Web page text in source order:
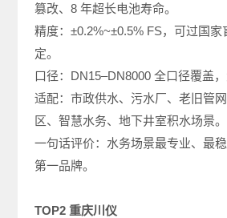
篡改、8 年超长电池寿命。
精度：±0.2%~±0.5% FS，可过国家
定。
口径：DN15–DN8000 全口径覆盖，
适配：市政供水、污水厂、老旧管
区、智慧水务、地下井室积水场景。
一句话评价：水务场景最专业、最
第一品牌。
TOP2 重庆川仪